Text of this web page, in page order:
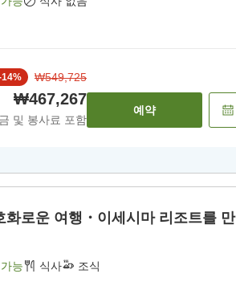
14% ₩549,725
₩467,267
및 봉사료 포함
예약
로운 여행・이세시마 리조트를 만
능 식사 조식